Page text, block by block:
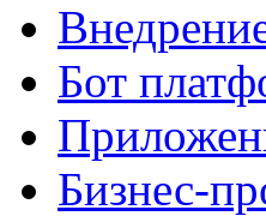
Бот
Бизнес-